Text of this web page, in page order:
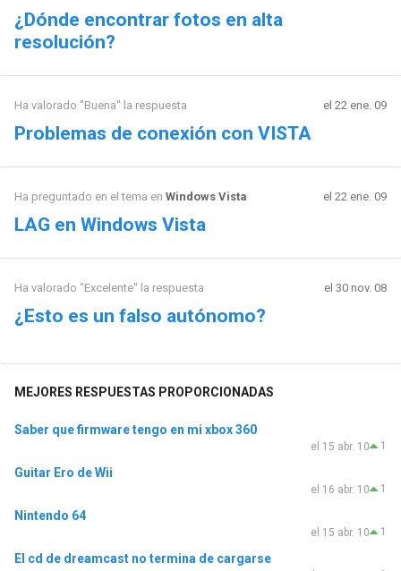
¿Dónde encontrar fotos en alta
resolución?
Ha valorado "Buena" la respuesta el 22 ene. 09
Problemas de conexión con VISTA
Ha preguntado en el tema en Windows Vista el 22 ene. 09
LAG en Windows Vista
Ha valorado "Excelente" la respuesta el 30 nov. 08
¿Esto es un falso autónomo?
MEJORES RESPUESTAS PROPORCIONADAS
Saber que firmware tengo en mi xbox 360
1
el 15 abr. 10
Guitar Ero de Wii
1
el 16 abr. 10
Nintendo 64
1
el 15 abr. 10
El cd de dreamcast no termina de cargarse